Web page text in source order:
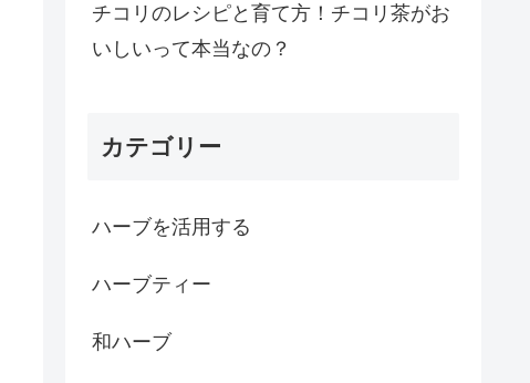
チコリのレシピと育て方！チコリ茶がお
いしいって本当なの？
カテゴリー
ハーブを活用する
ハーブティー
和ハーブ